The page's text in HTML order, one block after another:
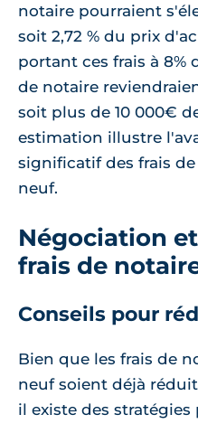
notaire pourraient
soit 2,72 % du prix
portant ces frais à 8%
de notaire
soit plus de 10 000€
estimation illustre
significatif des frais
neuf.
Négociation
frais de
Conseils pour
Bien que les frais de
neuf soient déjà
il existe des